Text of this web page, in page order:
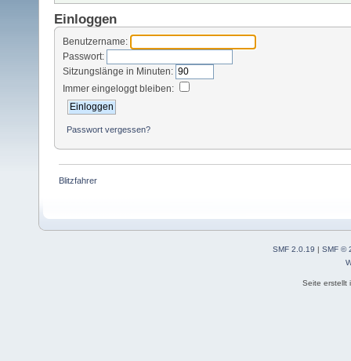
Einloggen
Benutzername:
Passwort:
Sitzungslänge in Minuten:
Immer eingeloggt bleiben:
Passwort vergessen?
Blitzfahrer
SMF 2.0.19 | SMF ©
Seite erstellt